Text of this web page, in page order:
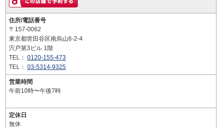
住所/電話番号
〒157-0062
東京都世田谷区南烏山6-2-4
宍戸第3ビル 1階
TEL： 0120-155-473
TEL： 03-5314-9325
営業時間
午前10時〜午後7時
定休日
無休